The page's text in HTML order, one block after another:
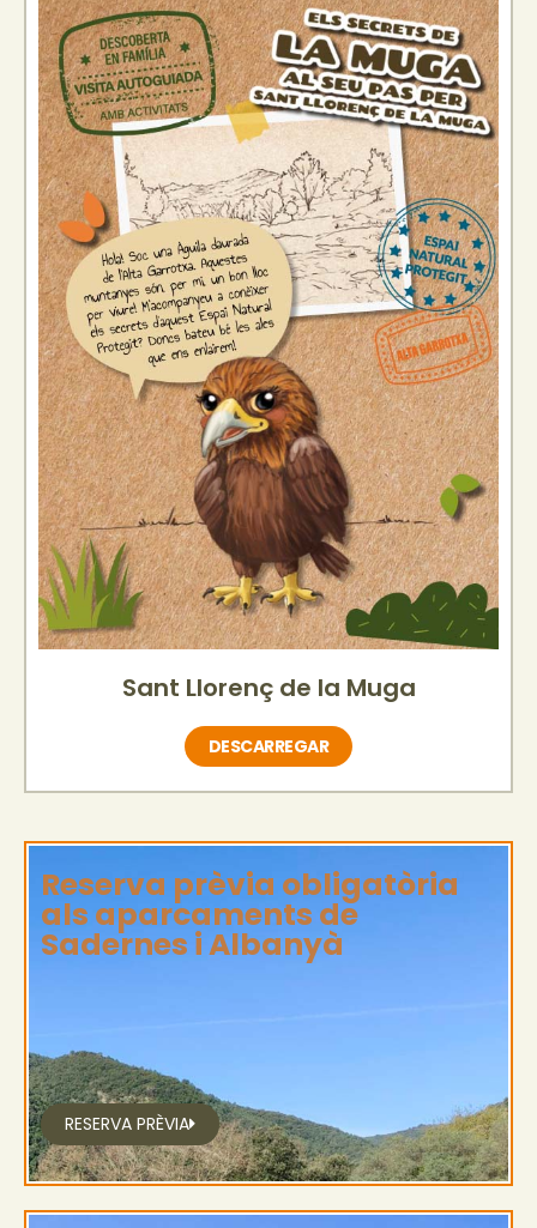
Sant Llorenç de la Muga
DESCARREGAR
Reserva prèvia obligatòria
als aparcaments de
Sadernes i Albanyà
RESERVA PRÈVIA